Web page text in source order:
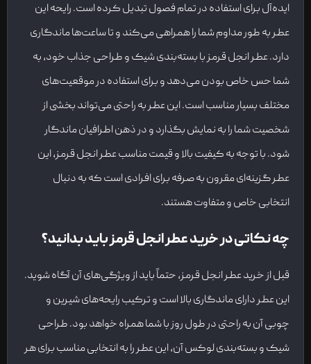
ایده‌آل برای استفاده در تمام فصول تبدیل کرده است. رایحه این
عطر به طور مداوم شما را همراهی می‌کند و تا ساعت‌ها ماندگاری
دارد. عطر انجل قرمز با بسته‌بندی شیک و طراحی جذاب خود، به
شما حس خاص بودن می‌دهد و برای استفاده در موقعیت‌های
مختلف بسیار مناسب است. این عطر به راحتی می‌تواند بخشی از
شخصیت شما را به نمایش بگذارد و در ذهن اطرافیان ماندگار
شود. با توجه به کیفیت بالا و قیمت مناسب عطر انجل قرمز، این
عطر گزینه‌ای مقرون به صرفه برای افرادی است که به دنبال
انتخابی خاص و متفاوت هستند.
چه نکاتی در خرید عطر انجل قرمز باید بدانید؟
قبل از خرید عطر انجل قرمز، حتماً باید از ویژگی‌های آن آگاه شوید.
این عطر دارای ماندگاری بالا است و ترکیب رایحه‌های شیرین و
چوبی آن به راحتی در طول روز با شما همراه خواهد بود. طراحی
شیک و بسته‌بندی لوکس آن، این عطر را به انتخابی مناسب برای هر